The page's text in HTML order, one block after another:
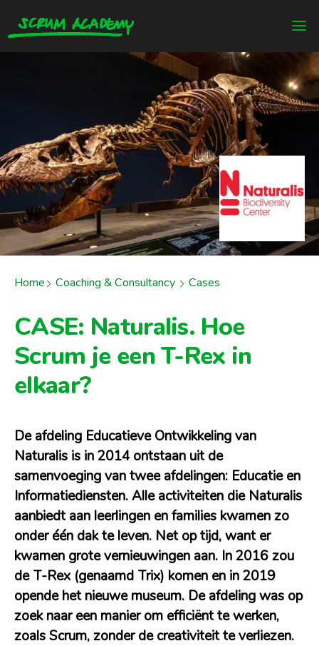
Home Coaching & Consultancy Cases
CASE: Naturalis. Hoe
Scrum je een T-Rex in
elkaar?
De afdeling Educatieve Ontwikkeling van
Naturalis is in 2014 ontstaan uit de
samenvoeging van twee afdelingen: Educatieen
Informatiediensten. Alle activiteiten die Naturalis
aanbiedt aan leerlingen en families kwamen zo
onder één dak te leven. Net op tijd, want er
kwamen grote vernieuwingen aan. In 2016 zou
de T-Rex (genaamd Trix) komen en in 2019
opende het nieuwe museum. De afdeling was op
zoek naar een manier om efficiënt te werken,
zoals Scrum, zonder de creativiteit te verliezen.